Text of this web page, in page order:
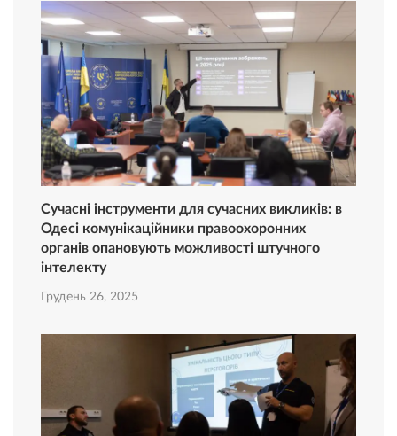
Сучасні інструменти для сучасних викликів: в
Одесі комунікаційники правоохоронних
органів опановують можливості штучного
інтелекту
Грудень 26, 2025